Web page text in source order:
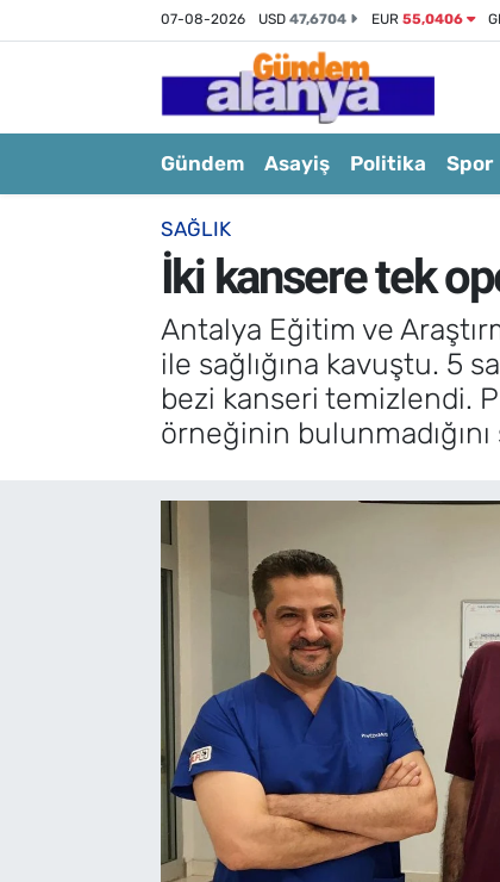
07-08-2026 USD47,6704 EUR 55,0406
Gündem Asayiş Politika Spor
SAĞLIK
İki kansere tek
Antalya Eğitim ve
ile sağlığına kavuştu. 5
bezi kanseri temizlendi.
örneğinin